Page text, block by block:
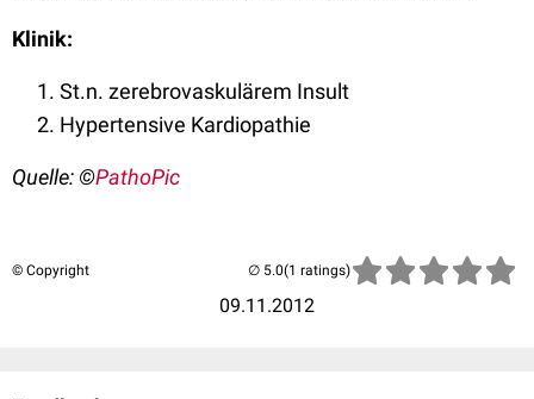
Klinik:
St.n. zerebrovaskulärem Insult
Hypertensive Kardiopathie
Quelle: ©PathoPic
© Copyright
09.11.2012
(1 ratings)